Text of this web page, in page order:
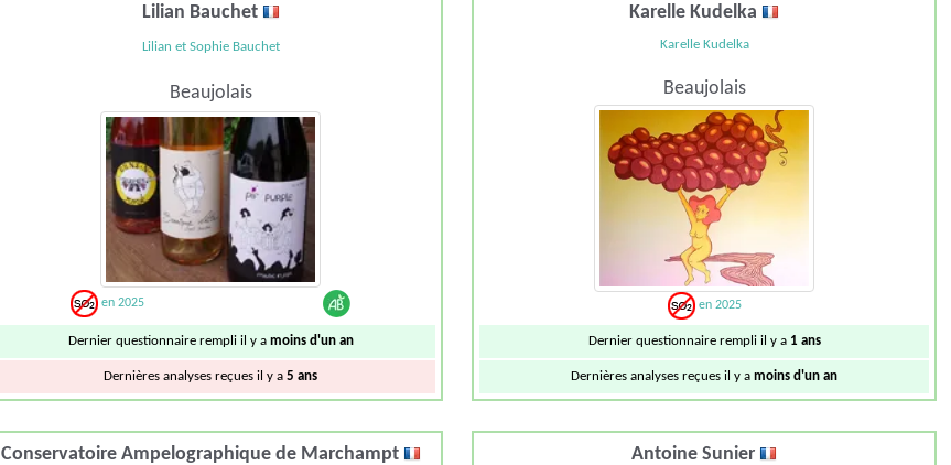
Lilian Bauchet
Lilian et Sophie Bauchet
Beaujolais
en 2025
Dernier questionnaire rempli il y a moins d'un an
Dernières analyses reçues il y a 5 ans
Karelle Kudelka
Karelle Kudelka
Beaujolais
en 2025
Dernier questionnaire rempli il y a 1 ans
Dernières analyses reçues il y a moins d'un an
Conservatoire Ampelographique de Marchampt Antoine Sunier